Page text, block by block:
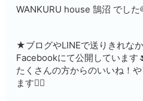
WANKURU house 鵠沼 でした
★ブログやLINEで送りきれな
Facebookにて公開しています
たくさんの方からのいいね！
ます🙇‍♀️